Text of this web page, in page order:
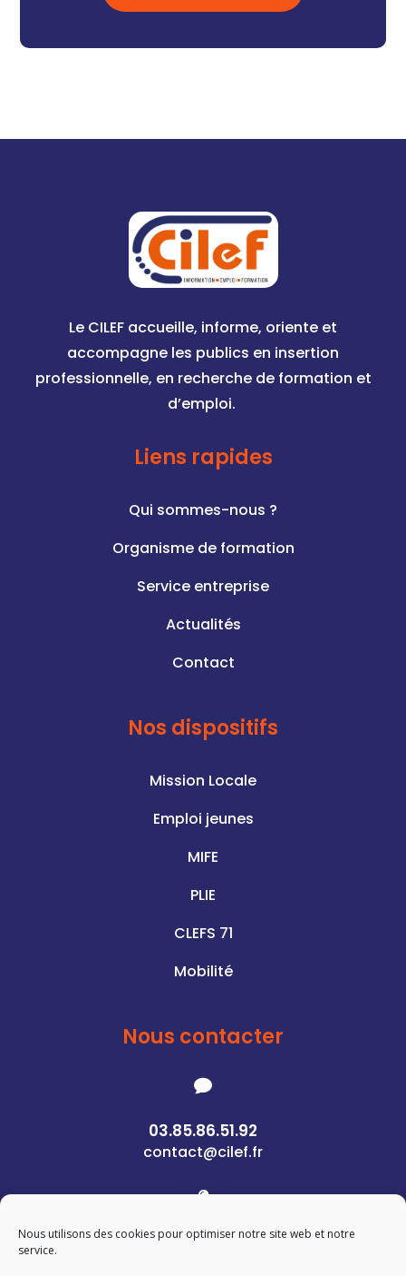
Nous utilisons des cookies pour optimiser notre site web et notre
service.
Le CILEF accueille, informe, oriente et
accompagne les publics en insertion
professionnelle, en recherche de formation et
d’emploi.
Liens rapides
Qui sommes-nous ?
Organisme de formation
Service entreprise
Actualités
Contact
Nos dispositifs
Mission Locale
Emploi jeunes
MIFE
PLIE
CLEFS 71
Mobilité
Nous contacter

03.85.86.51.92
contact@cilef.fr

1 Rue des Pierres